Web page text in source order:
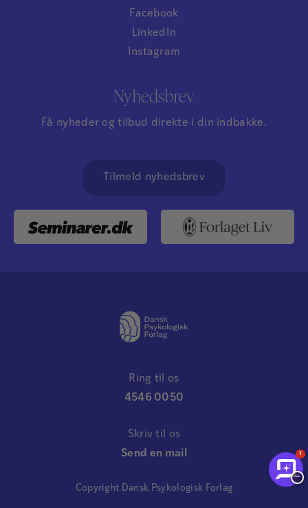
Facebook
LinkedIn
Instagram
Nyhedsbrev
Få nyheder og tilbud direkte i din indbakke.
Tilmeld nyhedsbrev
Ring til os
4546 0050
Skriv til os
Send en mail
Copyright Dansk Psykologisk Forlag
1
−